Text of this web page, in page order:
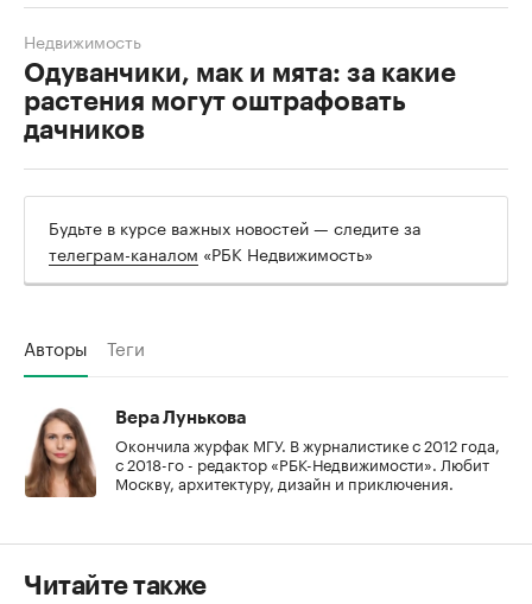
Одуванчики, мак и мята: за какие
растения могут оштрафовать
дачников
Недвижимость
Будьте в курсе важных новостей — следите за
телеграм-каналом «РБК Недвижимость»
Авторы Теги
Вера Лунькова
Окончила журфак МГУ. В журналистике с 2012 года,
с 2018-го - редактор «РБК-Недвижимости». Любит
Москву, архитектуру, дизайн и приключения.
Читайте также